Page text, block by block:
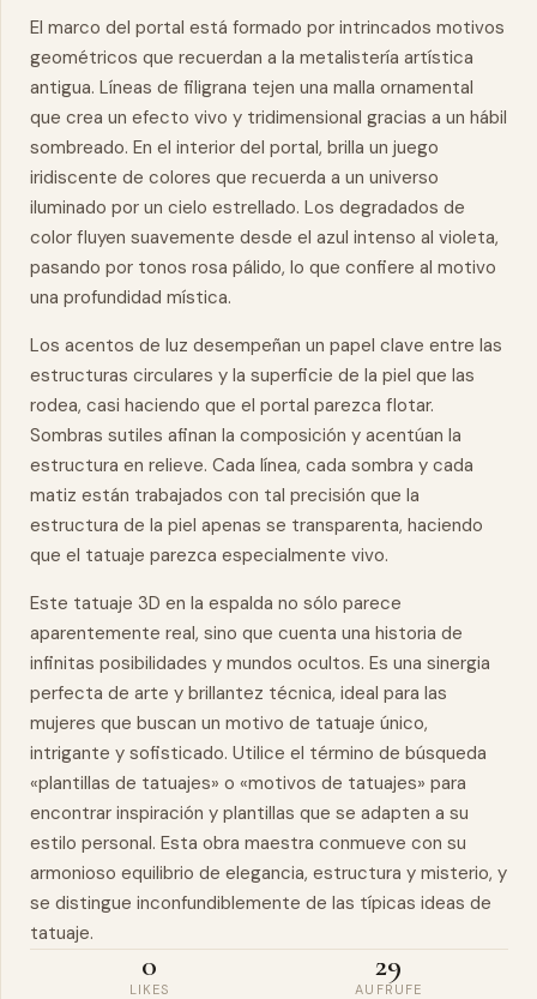
El marco del portal está formado por intrincados motivos
geométricos que recuerdan a la metalistería artística
antigua. Líneas de filigrana tejen una malla ornamental
que crea un efecto vivo y tridimensional gracias a un hábil
sombreado. En el interior del portal, brilla un juego
iridiscente de colores que recuerda a un universo
iluminado por un cielo estrellado. Los degradados de
color fluyen suavemente desde el azul intenso al violeta,
pasando por tonos rosa pálido, lo que confiere al motivo
una profundidad mística.
Los acentos de luz desempeñan un papel clave entre las
estructuras circulares y la superficie de la piel que las
rodea, casi haciendo que el portal parezca flotar.
Sombras sutiles afinan la composición y acentúan la
estructura en relieve. Cada línea, cada sombra y cada
matiz están trabajados con tal precisión que la
estructura de la piel apenas se transparenta, haciendo
que el tatuaje parezca especialmente vivo.
Este tatuaje 3D en la espalda no sólo parece
aparentemente real, sino que cuenta una historia de
infinitas posibilidades y mundos ocultos. Es una sinergia
perfecta de arte y brillantez técnica, ideal para las
mujeres que buscan un motivo de tatuaje único,
intrigante y sofisticado. Utilice el término de búsqueda
«plantillas de tatuajes» o «motivos de tatuajes» para
encontrar inspiración y plantillas que se adapten a su
estilo personal. Esta obra maestra conmueve con su
armonioso equilibrio de elegancia, estructura y misterio, y
se distingue inconfundiblemente de las típicas ideas de
tatuaje.
0
LIKES
29
AUFRUFE